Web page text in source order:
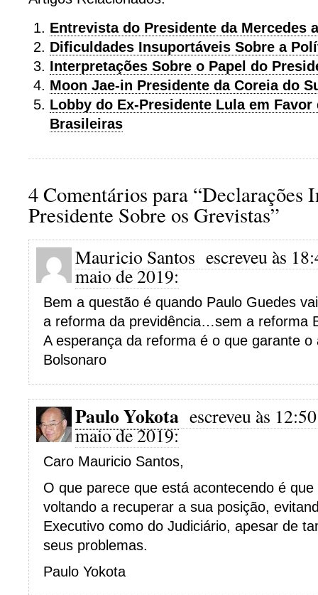
Entrevista do Presidente da Mercedes
Dificuldades Insuportáveis Sobre a
Interpretações Sobre o Papel do
Moon Jae-in Presidente da Coreia do
Lobby do Ex-Presidente Lula em Favor
Brasileiras
4 Comentários para “Declarações
Presidente Sobre os Grevistas”
Mauricio Santos escreveu às
maio de 2019:
Bem a questão é quando Paulo Guedes
a reforma da previdência…sem a reforma
A esperança da reforma é o que garante o
Bolsonaro
Paulo Yokota escreveu às
maio de 2019:
Caro Mauricio Santos,
O que parece que está acontecendo é
voltando a recuperar a sua posição,
Executivo como do Judiciário, apesar de
seus problemas.
Paulo Yokota